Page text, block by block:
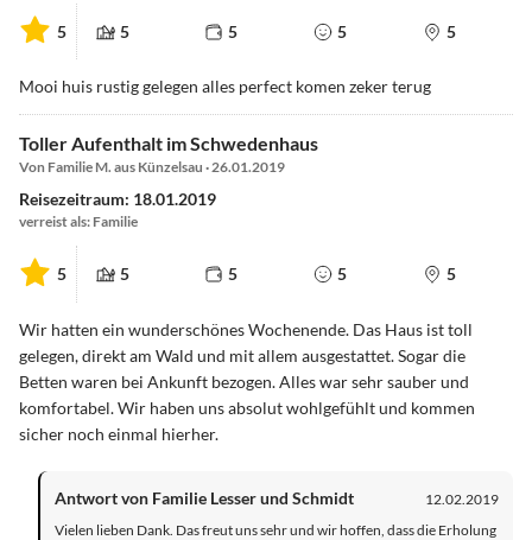
5 5 5 5 5
Mooi huis rustig gelegen alles perfect komen zeker terug
Toller Aufenthalt im Schwedenhaus
Von Familie M. aus Künzelsau · 26.01.2019
Reisezeitraum: 18.01.2019
verreist als: Familie
5 5 5 5 5
Wir hatten ein wunderschönes Wochenende. Das Haus ist toll
gelegen, direkt am Wald und mit allem ausgestattet. Sogar die
Betten waren bei Ankunft bezogen. Alles war sehr sauber und
komfortabel. Wir haben uns absolut wohlgefühlt und kommen
sicher noch einmal hierher.
Antwort von Familie Lesser und Schmidt
12.02.2019
Vielen lieben Dank. Das freut uns sehr und wir hoffen, dass die Erholung